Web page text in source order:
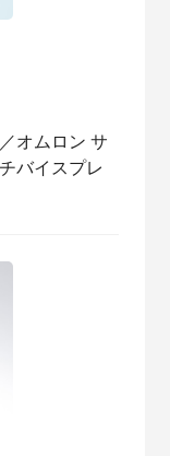
オムロン サ
バイスプレ